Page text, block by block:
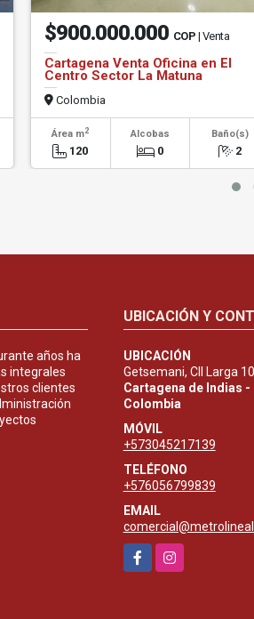
$900.000.000 COP | Venta
Cartagena Venta Oficina en El
Centro Sector La Matuna
Colombia
Área m2
120
Alcobas
0
Baño(s)
2
años ha
integrales
clientes
UBICACIÓN Y
UBICACIÓN
Getsemani, Cll Larga
Cartagena de Indias -
Colombia
MÓVIL
+573045217139
TELÉFONO
+576056799839
EMAIL
FacebookInstagram